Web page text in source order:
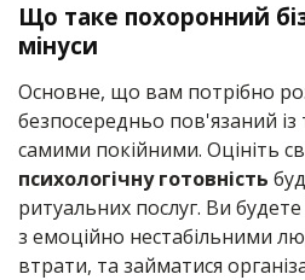
Що таке похоронний
мінуси
Основне, що вам потрібно
безпосередньо пов'язаний
самими покійними. Оцініть
психологічну готовність
ритуальних послуг. Ви
з емоційно нестабільними
втрати, та займатися